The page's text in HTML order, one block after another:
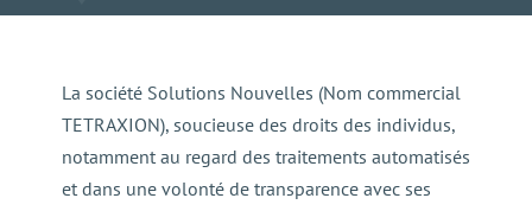
La société Solutions Nouvelles (Nom commercial
TETRAXION), soucieuse des droits des individus,
notamment au regard des traitements automatisés
et dans une volonté de transparence avec ses